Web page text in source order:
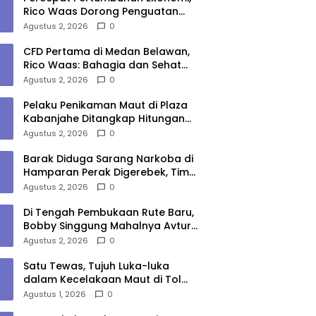
Rico Waas Dorong Penguatan
Sinergi Pemko-DPRD Medan
Agustus 2, 2026 0
CFD Pertama di Medan Belawan,
Rico Waas: Bahagia dan Sehat
Harus Menjangkau Seluruh Sudut
Agustus 2, 2026 0
Pelaku Penikaman Maut di Plaza
Kabanjahe Ditangkap Hitungan
Menit, Polisi Dalami Motif
Agustus 2, 2026 0
Barak Diduga Sarang Narkoba di
Hamparan Perak Digerebek, Tim
Gabungan Musnahkan Lokasi
Agustus 2, 2026 0
Di Tengah Pembukaan Rute Baru,
Bobby Singgung Mahalnya Avtur
Kualanamu
Agustus 2, 2026 0
Satu Tewas, Tujuh Luka-luka
dalam Kecelakaan Maut di Tol
Medan–Tebing Tinggi
Agustus 1, 2026 0